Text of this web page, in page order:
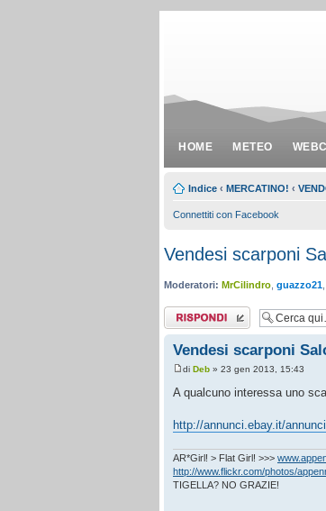
HOME METEO
Indice ‹ MERCATINO! ‹
Connettiti con Facebook
Vendesi scarponi
Moderatori: MrCilindro guazzo21
Rispondi al
messaggio
Vendesi scarponi
di Deb » 23 gen 2013, 15:43
A qualcuno interessa uno
http://annunci.ebay.it/
AR*Girl! > Flat Girl! >>>
http://www.flickr.com/photos/
TIGELLA? NO GRAZIE!